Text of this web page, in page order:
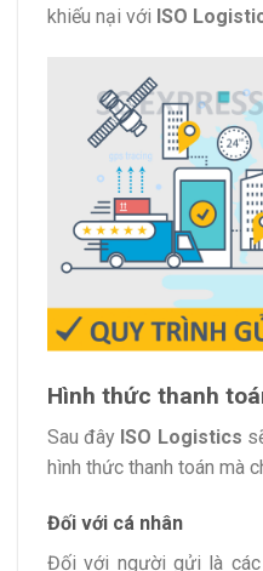
khiếu nại với ISO
Hình thức thanh
Sau đây ISO Logistics
hình thức thanh toán mà
Đối với cá nhân
Đối với người gửi là các